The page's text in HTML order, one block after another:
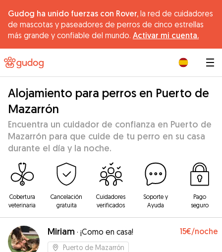
Gudog ha unido fuerzas con Rover, la red de cuidadores
de mascotas y paseadores de perros de cinco estrellas
más grande y confiable del mundo. Activar mi cuenta.
Alojamiento para perros en Puerto de
Mazarrón
Encuentra un cuidador de confianza en Puerto de
Mazarrón para que cuide de tu perro en su casa
durante el día y la noche.
Cobertura
veterinaria
Cancelación
gratuita
Cuidadores
verificados
Soporte y
Ayuda
Pago
seguro
Miriam · ¡Como en casa! 15€/noche
Puerto de Mazarrón